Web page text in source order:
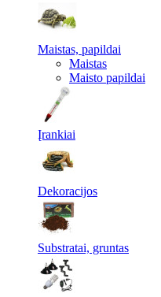
Maistas, papildai
Maistas
Maisto papildai
Įrankiai
Dekoracijos
Substratai, gruntas